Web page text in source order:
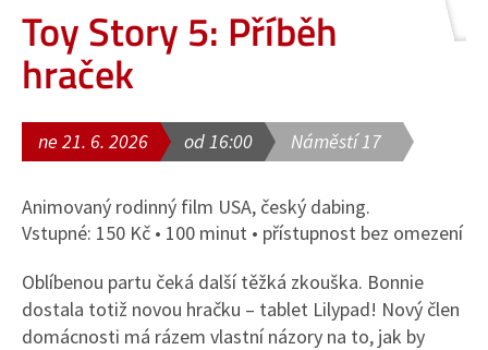
Toy Story 5: Příběh
hraček
ne 21. 6. 2026 od 16:00 Náměstí 17
Animovaný rodinný film USA, český dabing.
Vstupné: 150 Kč • 100 minut • přístupnost bez omezení
Oblíbenou partu čeká další těžká zkouška. Bonnie
dostala totiž novou hračku – tablet Lilypad! Nový člen
domácnosti má rázem vlastní názory na to, jak by